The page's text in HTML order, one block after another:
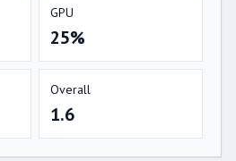
GPU
25%
Overall
1.6